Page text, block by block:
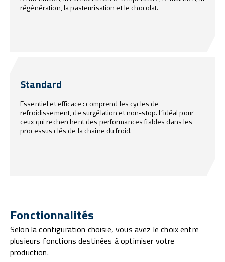
régénération, la pasteurisation et le chocolat.
Standard
Essentiel et efficace : comprend les cycles de
refroidissement, de surgélation et non-stop. L’idéal pour
ceux qui recherchent des performances fiables dans les
processus clés de la chaîne du froid.
Fonctionnalités
Selon la configuration choisie, vous avez le choix entre
plusieurs fonctions destinées à optimiser votre
production.